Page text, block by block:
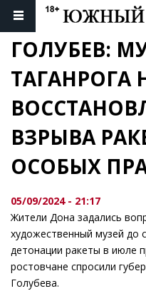
ГОЛУБЕВ:
ТАГАНРОГА
ВЗРЫВА
ОСОБЫХ
05/09/2024 - 21:17
Жители Дона задались
художественный музей до
детонации ракеты в июле
ростовчане спросили
Голубева.